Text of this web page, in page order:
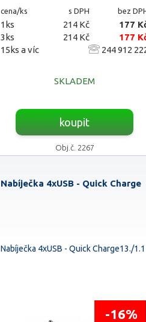
cena/ks s DPH bez
1ks 214 Kč
177
3ks
214 Kč
177
15ks a víc
244 912
SKLADEM
koupit
Obj.č. 2267
Nabíječka 4xUSB - Quick Charge
Nabíječka 4xUSB - Quick Charge13./1.1
-16%